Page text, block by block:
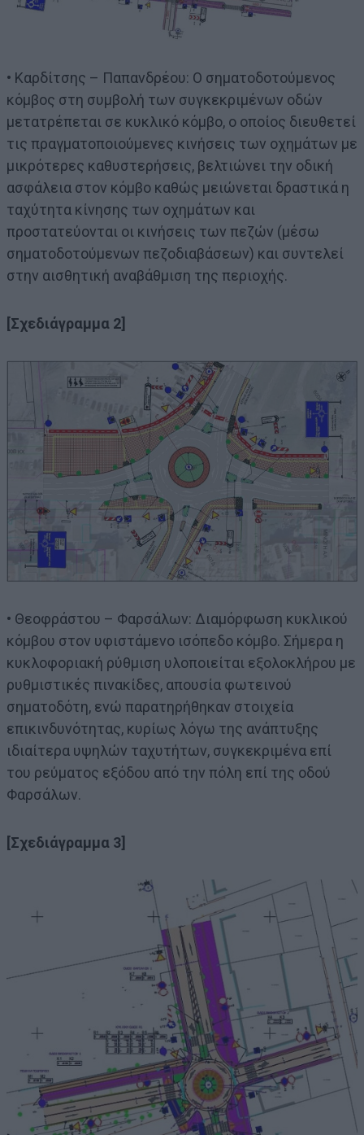
• Καρδίτσης – Παπανδρέου: Ο σηματοδοτούμενος
κόμβος στη συμβολή των συγκεκριμένων οδών
μετατρέπεται σε κυκλικό κόμβο, ο οποίος διευθετεί
τις πραγματοποιούμενες κινήσεις των οχημάτων με
μικρότερες καθυστερήσεις, βελτιώνει την οδική
ασφάλεια στον κόμβο καθώς μειώνεται δραστικά η
ταχύτητα κίνησης των οχημάτων και
προστατεύονται οι κινήσεις των πεζών (μέσω
σηματοδοτούμενων πεζοδιαβάσεων) και συντελεί
στην αισθητική αναβάθμιση της περιοχής.
[Σχεδιάγραμμα 2]
• Θεοφράστου – Φαρσάλων: Διαμόρφωση κυκλικού
κόμβου στον υφιστάμενο ισόπεδο κόμβο. Σήμερα η
κυκλοφοριακή ρύθμιση υλοποιείται εξολοκλήρου με
ρυθμιστικές πινακίδες, απουσία φωτεινού
σηματοδότη, ενώ παρατηρήθηκαν στοιχεία
επικινδυνότητας, κυρίως λόγω της ανάπτυξης
ιδιαίτερα υψηλών ταχυτήτων, συγκεκριμένα επί
του ρεύματος εξόδου από την πόλη επί της οδού
Φαρσάλων.
[Σχεδιάγραμμα 3]